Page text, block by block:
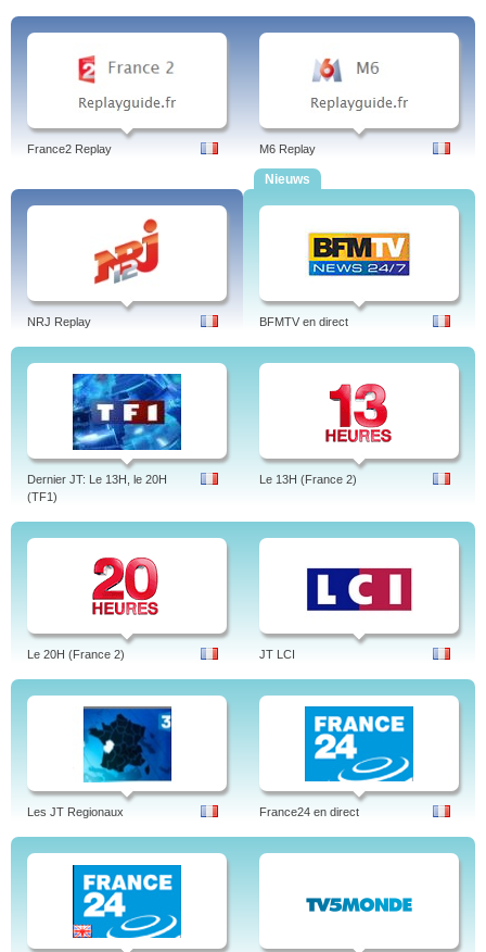
France2 Replay M6 Replay
NRJ Replay
Nieuws
BFMTV en direct
Dernier JT: Le 13H, le 20H
(TF1)
Le 13H (France 2)
Le 20H (France 2) JT LCI
Les JT Regionaux France24 en direct